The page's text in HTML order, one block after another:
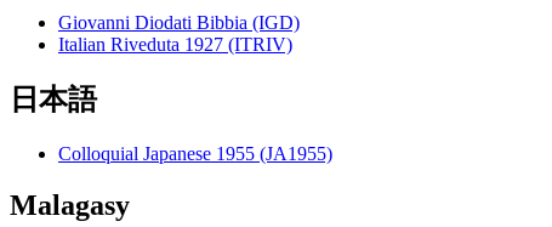
Giovanni Diodati Bibbia (IGD)
Italian Riveduta 1927 (ITRIV)
日本語
Colloquial Japanese 1955 (JA1955)
Malagasy